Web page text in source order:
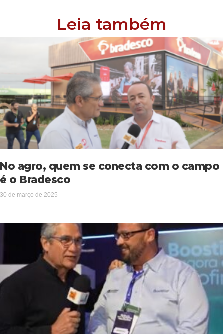
Leia também
No agro, quem se conecta com o campo
é o Bradesco
30 de março de 2025